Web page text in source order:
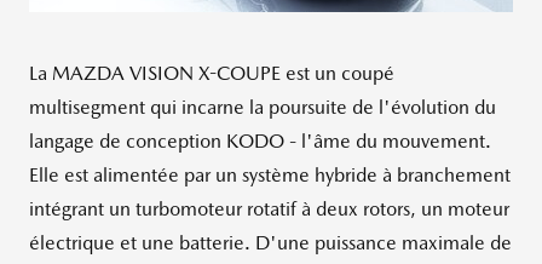
La MAZDA VISION X-COUPE est un coupé
multisegment qui incarne la poursuite de l'évolution du
langage de conception KODO - l'âme du mouvement.
Elle est alimentée par un système hybride à branchement
intégrant un turbomoteur rotatif à deux rotors, un moteur
électrique et une batterie. D'une puissance maximale de